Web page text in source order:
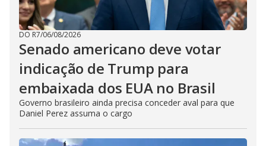
DO R7/06/08/2026
Senado americano deve votar
indicação de Trump para
embaixada dos EUA no Brasil
Governo brasileiro ainda precisa conceder aval para que
Daniel Perez assuma o cargo